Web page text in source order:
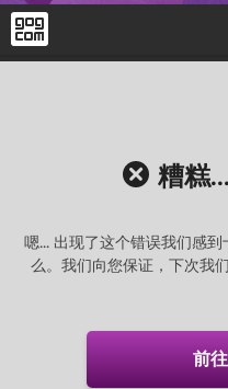
糟糕
嗯... 出现了这个错误我们感
么。我们向您保证，下次我
前